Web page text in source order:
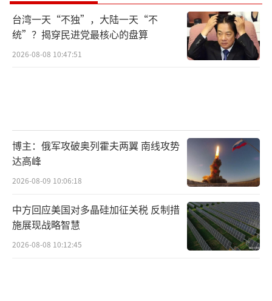
台湾一天“不独”，大陆一天“不
统”？揭穿民进党最核心的盘算
2026-08-08 10:47:51
博主：俄军攻破奥列霍夫两翼 南线攻势
达高峰
2026-08-09 10:06:18
中方回应美国对多晶硅加征关税 反制措
施展现战略智慧
2026-08-08 10:12:45